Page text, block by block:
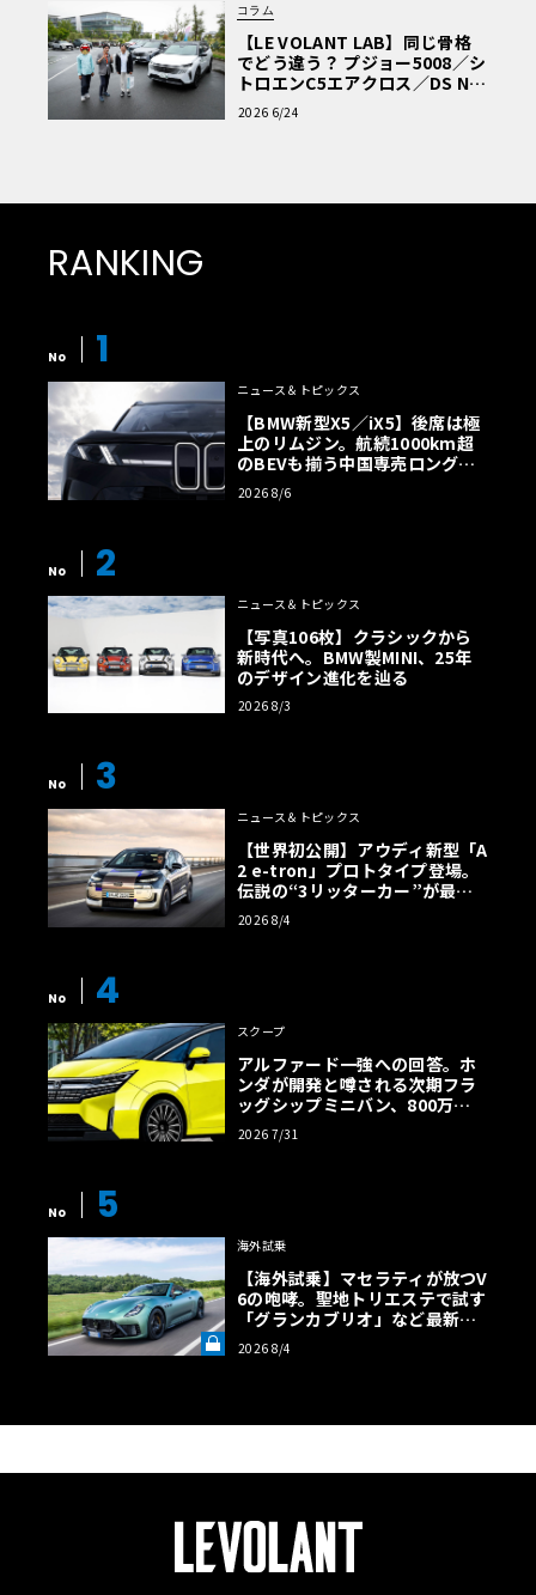
コラム
【LE VOLANT LAB】同じ骨格
でどう違う？ プジョー5008／シ
トロエンC5エアクロス／DS Nº4
読者一気乗りレポート
2026 6/24
RANKING
No 1
ニュース＆トピックス
【BMW新型X5／iX5】後席は極
上のリムジン。航続1000km超
のBEVも揃う中国専売ロング仕
様の全貌
2026 8/6
No 2
ニュース＆トピックス
【写真106枚】クラシックから
新時代へ。BMW製MINI、25年
のデザイン進化を辿る
2026 8/3
No 3
ニュース＆トピックス
【世界初公開】アウディ新型「A
2 e-tron」プロトタイプ登場。
伝説の“3リッターカー”が最高
効率エントリーBEVとして復活
【画像38枚】
2026 8/4
No 4
スクープ
アルファード一強への回答。ホ
ンダが開発と噂される次期フラ
ッグシップミニバン、800万円
超の勝算【予想CG】
2026 7/31
No 5
海外試乗
【海外試乗】マセラティが放つV
6の咆哮。聖地トリエステで試す
「グランカブリオ」など最新ト
ロフェオ3台の官能評価《LE VO
LANT LAB》
2026 8/4